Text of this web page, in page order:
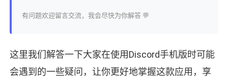
有问题欢迎留言交流，我会尽快为你解答 💬
这里我们解答一下大家在使用Discord手机版时可能
会遇到的一些疑问，让你更好地掌握这款应用，享